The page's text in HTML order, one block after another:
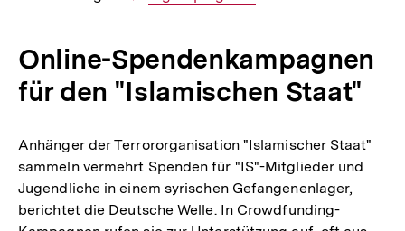
Online-Spendenkampagnen
für den "Islamischen Staat"
Anhänger der Terrororganisation "Islamischer Staat"
sammeln vermehrt Spenden für "IS"-Mitglieder und
Jugendliche in einem syrischen Gefangenenlager,
berichtet die Deutsche Welle. In Crowdfunding-